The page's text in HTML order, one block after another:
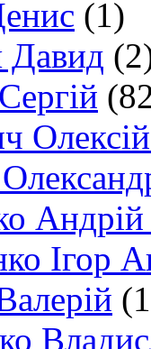
(1)
Давид
Андрій
Ігор